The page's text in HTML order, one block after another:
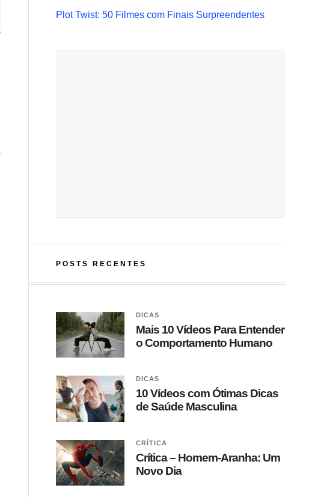
Plot Twist: 50 Filmes com Finais Surpreendentes
POSTS RECENTES
DICAS
Mais 10 Vídeos Para Entender
o Comportamento Humano
DICAS
10 Vídeos com Ótimas Dicas
de Saúde Masculina
CRÍTICA
Crítica – Homem-Aranha: Um
Novo Dia